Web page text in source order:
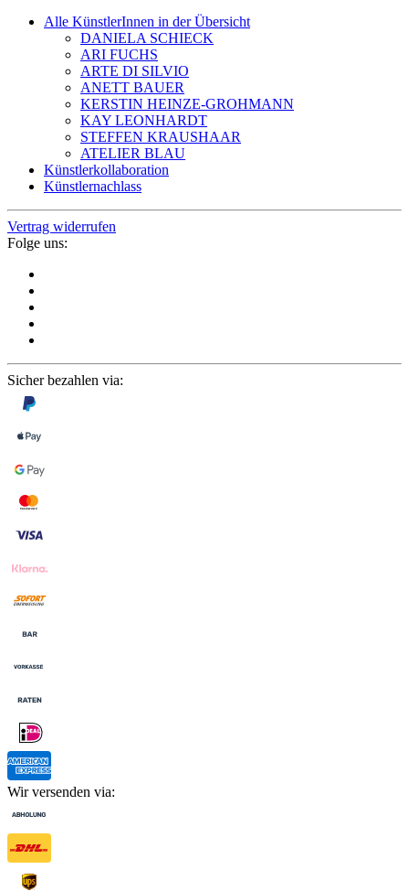
Alle KünstlerInnen in der Übersicht
DANIELA SCHIECK
ARI FUCHS
ARTE DI SILVIO
ANETT BAUER
KERSTIN HEINZE-GROHMANN
KAY LEONHARDT
STEFFEN KRAUSHAAR
ATELIER BLAU
Künstlerkollaboration
Künstlernachlass
Vertrag widerrufen
Folge uns:
Sicher bezahlen via:
Wir versenden via: